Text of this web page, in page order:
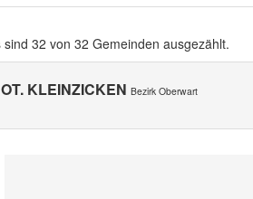
sind 32 von 32 Gemeinden ausgezählt.
OT. KLEINZICKEN Bezirk Oberwart